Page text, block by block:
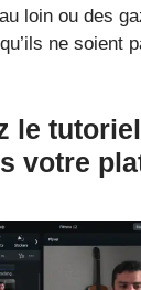
loin ou des
ne soient
le
votre